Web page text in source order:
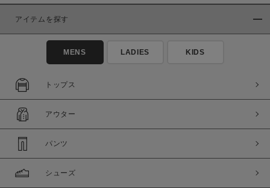
商品タイプ
通常商品
セール価格
在庫
在庫あり
アイテムを探す
MENS LADIES KIDS
トップス
アウター
パンツ
シューズ